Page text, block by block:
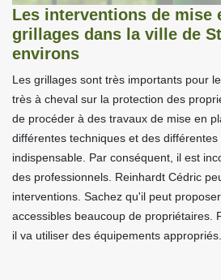
Les interventions de mise
grillages dans la ville de
environs
Les grillages sont très importants pour
très à cheval sur la protection des
de procéder à des travaux de mise en
différentes techniques et des
indispensable. Par conséquent, il est
des professionnels. Reinhardt Cédric
interventions. Sachez qu'il peut
accessibles beaucoup de propriétaires.
il va utiliser des équipements appropriés.